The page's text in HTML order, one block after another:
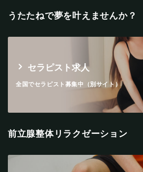
うたたねで夢を叶えませんか？
セラピスト求人
全国でセラピスト募集中（別サイト）
前立腺整体リラクゼーション